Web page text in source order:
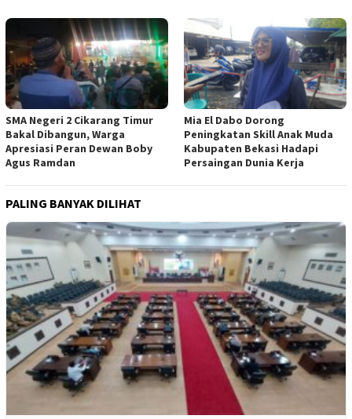
SMA Negeri 2 Cikarang Timur
Bakal Dibangun, Warga
Apresiasi Peran Dewan Boby
Agus Ramdan
Mia El Dabo Dorong
Peningkatan Skill Anak Muda
Kabupaten Bekasi Hadapi
Persaingan Dunia Kerja
PALING BANYAK DILIHAT